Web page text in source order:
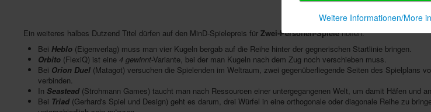
Ein weiteres halbes Dutzend Titel dürfen auf den MinD-Spielepreis für Zwei-Personen-Spielehoffen:
Bei Heblo (Eigenverlag) muss man vier Kugeln bergab auf die Reihe hinter der gegnerischen Startlinie bringen.
Orbito (FlexiQ) ist eine 4 gewinnt-Variante, bei der man Kugeln nach dem Zug noch verschieben muss.
Bei Orion Duel (Matagot) versuchen die Spielenden im Weltraum, zwei gegenüberliegende Seiten des Spielplans
verbinden.
In Seastead (Strohmann Games) taucht man nach Ressourcen einer untergegangenen Welt, um damit Häfen und
Bei Triad (Gerhard's Spiel und Design) geht es darum, drei Würfel in eine orthogonale oder diagonale Reihe zu
Weitere Informationen/More